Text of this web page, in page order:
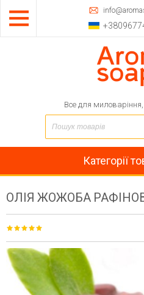
Все для
Категорії
ОЛІЯ ЖОЖОБА